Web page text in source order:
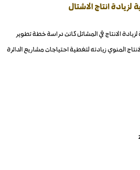
انتاج الاشتال
الانتاج في المشاتل كانت دراسة خطة تطوير
المنوي زيادته لتغطية احتياجات مشاريع الدائرة